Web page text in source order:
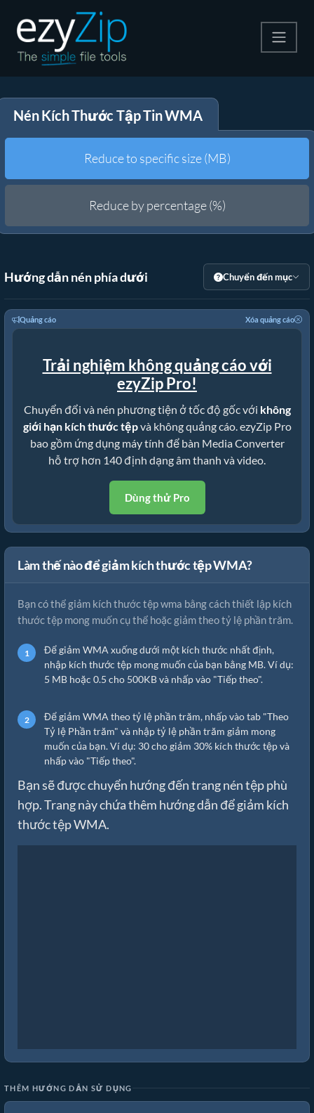
Giải nén
Công cụ chuyển đổi
Công cụ khác
Nén Kích Thước Tập Tin WMA
Reduce to specific size (MB)
Reduce by percentage (%)
Hướng dẫn nén phía dưới Chuyển đến mục
Quảng cáo Xóa quảng cáo
Trải nghiệm không quảng cáo với
ezyZip Pro!
Chuyển đổi và nén phương tiện ở tốc độ gốc với không
giới hạn kích thước tệpvà không quảng cáo. ezyZip Pro
bao gồm ứng dụng máy tính để bàn Media Converter
hỗ trợ hơn 140 định dạng âm thanh và video.
Dùng thử Pro
Làm thế nào để giảm kích thước tệp WMA?
Bạn có thể giảm kích thước tệp wma bằng cách thiết lập kích
thước tệp mong muốn cụ thể hoặc giảm theo tỷ lệ phần trăm.
Để giảm WMA xuống dưới một kích thước nhất định,
nhập kích thước tệp mong muốn của bạn bằng MB. Ví dụ:
5 MB hoặc 0.5 cho 500KB và nhấp vào "Tiếp theo".
Để giảm WMA theo tỷ lệ phần trăm, nhấp vào tab "Theo
Tỷ lệ Phần trăm" và nhập tỷ lệ phần trăm giảm mong
muốn của bạn. Ví dụ: 30 cho giảm 30% kích thước tệp và
nhấp vào "Tiếp theo".
Bạn sẽ được chuyển hướng đến trang nén tệp phù
hợp. Trang này chứa thêm hướng dẫn để giảm kích
thước tệp WMA.
THÊM HƯỚNG DẪN SỬ DỤNG